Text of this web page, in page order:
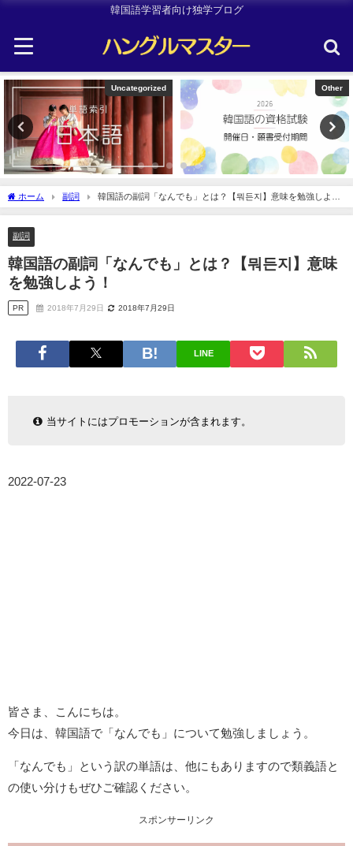
韓国語学習者向け独学ブログ
Uncategorized Other
ホーム 副詞
韓国語の副詞「なんでも」とは？【뭐든지】意味を勉強しよ
う！
副詞
韓国語の副詞「なんでも」とは？【뭐든지】意味
を勉強しよう！
PR 2018年7月29日 2018年7月29日
LINE
当サイトにはプロモーションが含まれます。
2022-07-23
皆さま、こんにちは。
今日は、韓国語で「なんでも」について勉強しましょう。
「なんでも」という訳の単語は、他にもありますので類義語と
の使い分けもぜひご確認ください。
スポンサーリンク